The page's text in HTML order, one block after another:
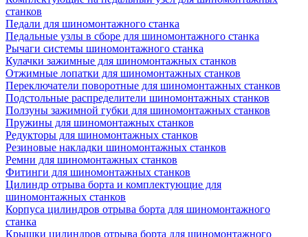
станков
Педали для шиномонтажного станка
Педальные узлы в сборе для шиномонтажного станка
Рычаги системы шиномонтажного станка
Кулачки зажимные для шиномонтажных станков
Отжимные лопатки для шиномонтажных станков
Переключатели поворотные для шиномонтажных станков
Подстольные распределители шиномонтажных станков
Ползуны зажимной губки для шиномонтажных станков
Пружины для шиномонтажных станков
Редукторы для шиномонтажных станков
Резиновые накладки шиномонтажных станков
Ремни для шиномонтажных станков
Фитинги для шиномонтажных станков
Цилиндр отрыва борта и комплектующие для
шиномонтажных станков
Корпуса цилиндров отрыва борта для шиномонтажного
станка
Крышки цилиндров отрыва борта для шиномонтажного